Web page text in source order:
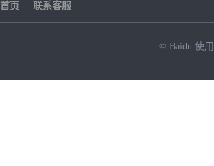
首页 联系客服
© Baidu 使